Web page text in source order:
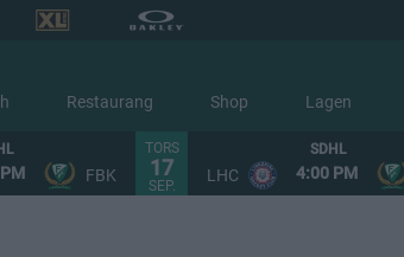
Restaurang Shop Lagen
FBK
TORS
17
SEP.
SDHL
LHC 4:00 PM